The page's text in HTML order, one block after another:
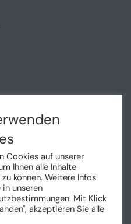
und Praxis e.V.
Cookies auf unserer
Ihnen alle Inhalte
können. Weitere Infos
unseren
Mit Klick
akzeptieren Sie alle